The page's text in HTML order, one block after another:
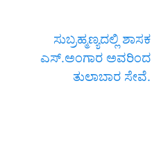
ಸುಬ್ರಹ್ಮಣ್ಯದಲ್ಲಿ ಶಾಸಕ
ಎಸ್.ಅಂಗಾರ ಅವರಿಂದ
ತುಲಾಬಾರ ಸೇವೆ.